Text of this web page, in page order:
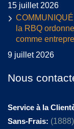
15 juillet 2026
la RBQ
comme
9 juillet 2026
Nous
Service à la
Sans-Frais: